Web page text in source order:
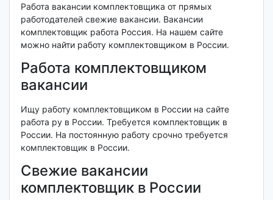
Работа вакансии комплектовщика от прямых
работодателей свежие вакансии. Вакансии
комплектовщик работа Россия. На нашем сайте
можно найти работу комплектовщиком в России.
Работа комплектовщиком
вакансии
Ищу работу комплектовщиком в России на сайте
работа ру в России. Требуется комплектовщик в
России. На постоянную работу срочно требуется
комплектовщик в России.
Свежие вакансии
комплектовщик в России